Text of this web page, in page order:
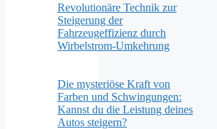
Revolutionäre Technik zur
Steigerung der
Fahrzeugeffizienz durch
Wirbelstrom-Umkehrung
Die mysteriöse Kraft von
Farben und Schwingungen:
Kannst du die Leistung deines
Autos steigern?